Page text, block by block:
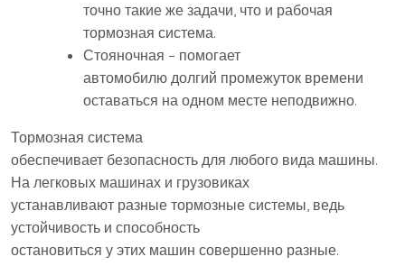
точно такие же задачи, что и рабочая
тормозная система.
Стояночная – помогает
автомобилю долгий промежуток времени
оставаться на одном месте неподвижно.
Тормозная система
обеспечивает безопасность для любого вида машины.
На легковых машинах и грузовиках
устанавливают разные тормозные системы, ведь
устойчивость и способность
остановиться у этих машин совершенно разные.